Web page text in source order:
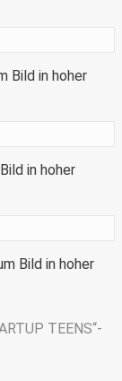
Bild in hoher
in hoher
Bild in hoher
TEENS“-